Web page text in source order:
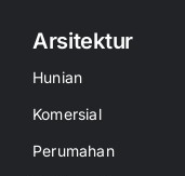
Arsitektur
Hunian
Komersial
Perumahan